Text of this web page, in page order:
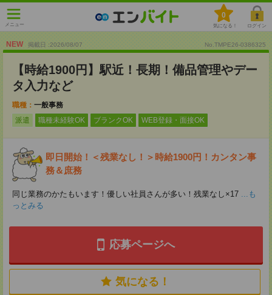
メニュー
0
気になる！ ログイン
NEW 掲載日 :2026/08/07 No.TMPE26-0386325
【時給1900円】駅近！長期！備品管理やデー
タ入力など
職種： 一般事務
派遣
職種未経験OK ブランクOK WEB登録・面接OK
即日開始！＜残業なし！＞時給1900円！カンタン事
務＆庶務
同じ業務のかたもいます！優しい社員さんが多い！残業なし×17 ...も
っとみる
応募ページへ
気になる！